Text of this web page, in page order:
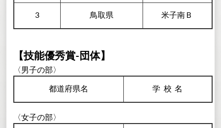
3 鳥取県 米子南Ｂ
【技能優秀賞-団体】
〈男子の部〉
都道府県名 学校名
〈女子の部〉